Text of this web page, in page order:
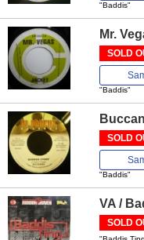
"Baddis"
Mr.
SOLD
"Baddis"
SOLD
"Baddis"
VA /
SOLD